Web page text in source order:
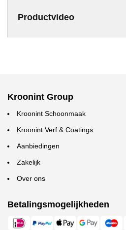
Productvideo
Kroonint Group
Kroonint Schoonmaak
Kroonint Verf & Coatings
Aanbiedingen
Zakelijk
Over ons
Betalingsmogelijkheden